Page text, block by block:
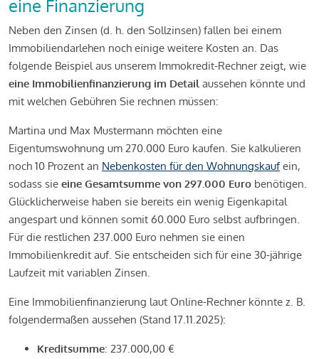
eine Finanzierung
Neben den Zinsen (d. h. den Sollzinsen) fallen bei einem
Immobiliendarlehen noch einige weitere Kosten an. Das
folgende Beispiel aus unserem Immokredit-Rechner zeigt, wie
eine Immobilienfinanzierung im Detail aussehen könnte und
mit welchen Gebühren Sie rechnen müssen:
Martina und Max Mustermann möchten eine
Eigentumswohnung um 270.000 Euro kaufen. Sie kalkulieren
noch 10 Prozent an Nebenkosten für den Wohnungskaufein,
sodass sie eine Gesamtsumme von 297.000 Euro benötigen.
Glücklicherweise haben sie bereits ein wenig Eigenkapital
angespart und können somit 60.000 Euro selbst aufbringen.
Für die restlichen 237.000 Euro nehmen sie einen
Immobilienkredit auf. Sie entscheiden sich für eine 30-jährige
Laufzeit mit variablen Zinsen.
Eine Immobilienfinanzierung laut Online-Rechner könnte z. B.
folgendermaßen aussehen (Stand 17.11.2025):
Kreditsumme: 237.000,00 €